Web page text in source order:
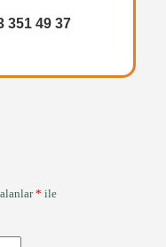
351 49 37
* ile